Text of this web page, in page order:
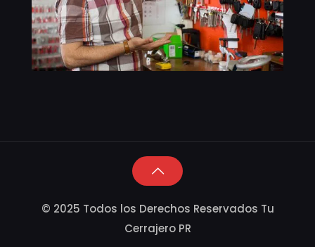
© 2025 Todos los Derechos Reservados Tu
Cerrajero PR